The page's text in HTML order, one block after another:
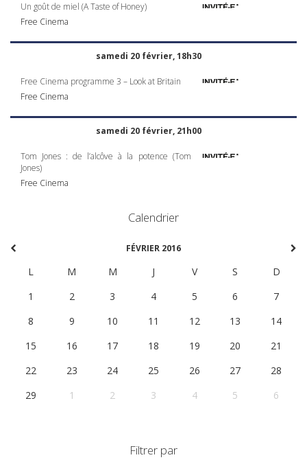
Un goût de miel (A Taste of Honey)
Free Cinema
samedi 20 février, 18h30
Free Cinema programme 3 – Look at Britain
Free Cinema
samedi 20 février, 21h00
Tom Jones : de l’alcôve à la potence (Tom
Jones)
Free Cinema
Calendrier
FÉVRIER 2016
L M M J V S
D
1
2 3 4 5 6
7
8
9 10 11 12 13
14
15
16 17 18 19 20
21
22
23 24 25 26 27
28
29
1 2 3 4 5 6
Filtrer par